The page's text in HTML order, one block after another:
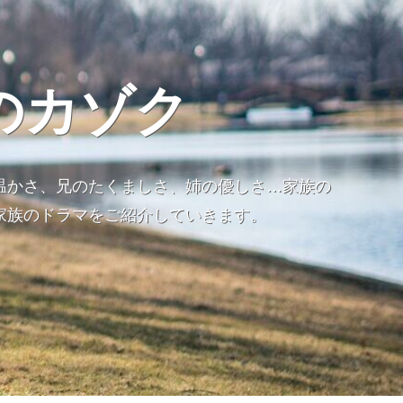
カゾク
かさ、兄のたくましさ、姉の優しさ…家族の
のドラマをご紹介していきます。